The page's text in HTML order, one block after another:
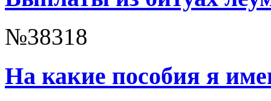
№38318
На какие пособия я